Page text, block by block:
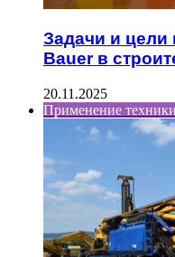
Задачи и цели
Bauer в
20.11.2025
Применение техники